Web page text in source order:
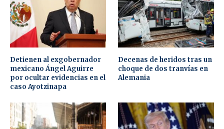
Detienen al exgobernador
mexicano Ángel Aguirre
por ocultar evidencias en el
caso Ayotzinapa
Decenas de heridos tras un
choque de dos tranvías en
Alemania